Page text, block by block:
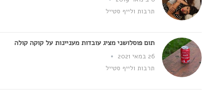
תרבות ולייף סטייל
תום פוסלושני מציג עובדות מעניינות על קוקה קולה
26 במאי 2021
תרבות ולייף סטייל